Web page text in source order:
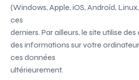
(Windows, Apple, iOS, Androïd,
ces
derniers. Par ailleurs, le site utilise
des informations sur votre
ces données
ultérieurement.